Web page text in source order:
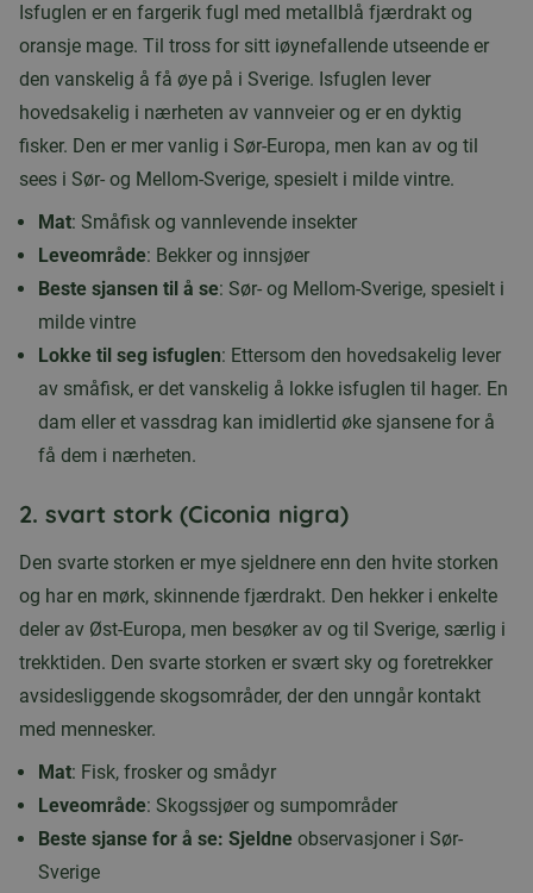
Isfuglen er en fargerik fugl med metallblå fjærdrakt og
oransje mage. Til tross for sitt iøynefallende utseende er
den vanskelig å få øye på i Sverige. Isfuglen lever
hovedsakelig i nærheten av vannveier og er en dyktig
fisker. Den er mer vanlig i Sør-Europa, men kan av og til
sees i Sør- og Mellom-Sverige, spesielt i milde vintre.
Mat: Småfisk og vannlevende insekter
Leveområde: Bekker og innsjøer
Beste sjansen til å se: Sør- og Mellom-Sverige, spesielt i
milde vintre
Lokke til seg isfuglen: Ettersom den hovedsakelig lever
av småfisk, er det vanskelig å lokke isfuglen til hager. En
dam eller et vassdrag kan imidlertid øke sjansene for å
få dem i nærheten.
2. svart stork (Ciconia nigra)
Den svarte storken er mye sjeldnere enn den hvite storken
og har en mørk, skinnende fjærdrakt. Den hekker i enkelte
deler av Øst-Europa, men besøker av og til Sverige, særlig i
trekktiden. Den svarte storken er svært sky og foretrekker
avsidesliggende skogsområder, der den unngår kontakt
med mennesker.
Mat: Fisk, frosker og smådyr
Leveområde: Skogssjøer og sumpområder
Beste sjanse for å se: Sjeldne observasjoner i Sør-
Sverige